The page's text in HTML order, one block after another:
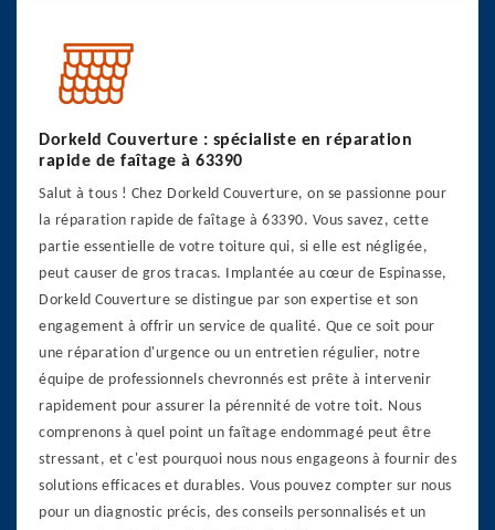
Dorkeld Couverture : spécialiste en réparation
rapide de faîtage à 63390
Salut à tous ! Chez Dorkeld Couverture, on se passionne pour
la réparation rapide de faîtage à 63390. Vous savez, cette
partie essentielle de votre toiture qui, si elle est négligée,
peut causer de gros tracas. Implantée au cœur de Espinasse,
Dorkeld Couverture se distingue par son expertise et son
engagement à offrir un service de qualité. Que ce soit pour
une réparation d'urgence ou un entretien régulier, notre
équipe de professionnels chevronnés est prête à intervenir
rapidement pour assurer la pérennité de votre toit. Nous
comprenons à quel point un faîtage endommagé peut être
stressant, et c'est pourquoi nous nous engageons à fournir des
solutions efficaces et durables. Vous pouvez compter sur nous
pour un diagnostic précis, des conseils personnalisés et un